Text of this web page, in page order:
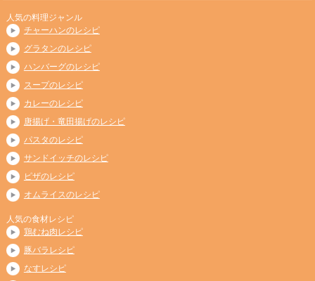
人気の料理ジャンル
チャーハンのレシピ
グラタンのレシピ
ハンバーグのレシピ
スープのレシピ
カレーのレシピ
唐揚げ・竜田揚げのレシピ
パスタのレシピ
サンドイッチのレシピ
ピザのレシピ
オムライスのレシピ
人気の食材レシピ
鶏むね肉レシピ
豚バラレシピ
なすレシピ